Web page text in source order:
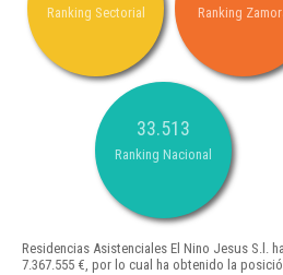
Ranking Sectorial Ranking
33.513
Ranking Nacional
Residencias Asistenciales El Nino Jesus S.l.
7.367.555 €, por lo cual ha obtenido la